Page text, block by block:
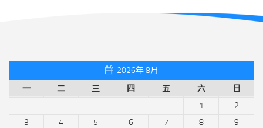
2026年 8月
一
二 三 四 五 六 日
1
2
3
4 5 6 7 8
9